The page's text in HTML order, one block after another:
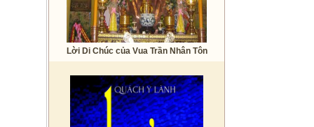
Lời Di Chúc của Vua Trần Nhân Tôn